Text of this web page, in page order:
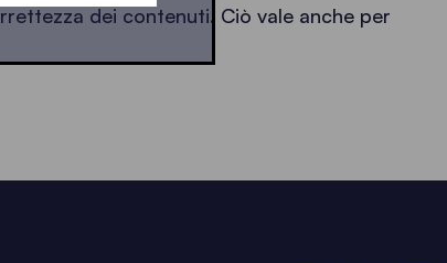
dei contenuti. Ciò vale anche per